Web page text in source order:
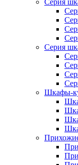
Серия
Серия
Шкафы-